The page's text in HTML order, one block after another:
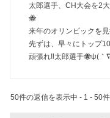
太郎選手、CH大会を2
🐝
来年のオリンピックを
先ずは、早々にトップ
頑張れ‼️太郎選手🐝ψ(｀
50件の返信を表示中 - 1 - 50